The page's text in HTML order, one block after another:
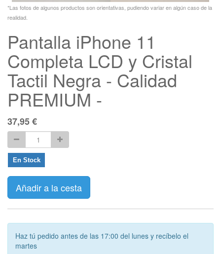
*Las fotos de algunos productos son orientativas, pudiendo variar en algún caso de la
realidad.
Pantalla iPhone 11
Completa LCD y Cristal
Tactil Negra - Calidad
PREMIUM -
37,95€
En Stock
Añadir a la cesta
Haz tú pedido antes de las 17:00 del lunes y recíbelo el
martes